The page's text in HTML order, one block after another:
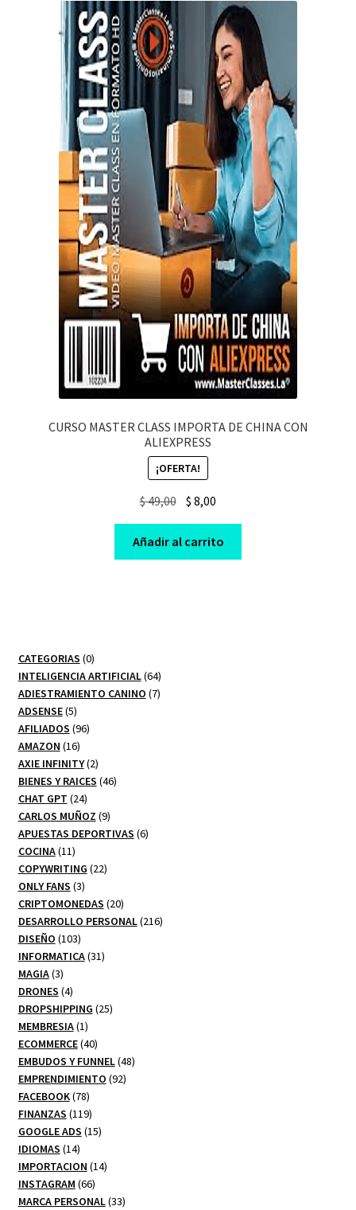
CURSO MASTER CLASS IMPORTA DE CHINA CON
ALIEXPRESS
¡OFERTA!
$49,00 Original
was:
$ 49,00.
$ 8,00
is:
$ 8,00.
Añadir al carrito
CATEGORIAS 00
productos
INTELIGENCIA ARTIFICIAL 6464
productos
ADIESTRAMIENTO CANINO 77
ADSENSE 55
productos
AFILIADOS 9696
AMAZON 1616
productos
AXIE INFINITY 22
productos
BIENES Y RAICES 4646
CHAT GPT 2424
productos
CARLOS MUÑOZ 99
productos
APUESTAS DEPORTIVAS 66
COCINA 1111
productos
COPYWRITING 2222
ONLY FANS 33
productos
CRIPTOMONEDAS 2020
productos
DESARROLLO PERSONAL 216216
DISEÑO 103103
productos
INFORMATICA 3131
MAGIA 33
productos
DRONES 44
productos
DROPSHIPPING 2525
MEMBRESIA 11
producto
ECOMMERCE 4040
productos
EMBUDOS Y FUNNEL 4848
EMPRENDIMIENTO 9292
FACEBOOK 7878
productos
FINANZAS 119119
productos
GOOGLE ADS 1515
IDIOMAS 1414
productos
IMPORTACION 1414
INSTAGRAM 6666
productos
MARCA PERSONAL 3333